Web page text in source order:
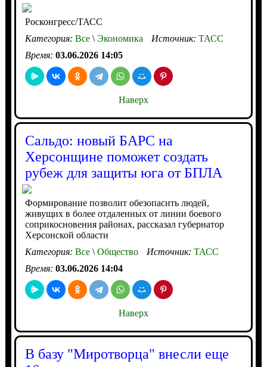
Росконгресс/ТАСС
Категория: Все\Экономика Источник: ТАСС
Время: 03.06.2026 14:05
Наверх
Сальдо: новый БАРС на
Херсонщине поможет создать
рубеж для защиты юга от БПЛА
Формирование позволит обезопасить людей,
живущих в более отдаленных от линии боевого
соприкосновения районах, рассказал губернатор
Херсонской области
Категория: Все\Общество Источник: ТАСС
Время: 03.06.2026 14:04
Наверх
В базу "Миротворца" внесли еще